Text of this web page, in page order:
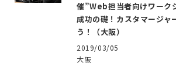
催”Web担当者向けワーク
成功の礎！カスタマージャ
う！（大阪）
2019/03/05
大阪